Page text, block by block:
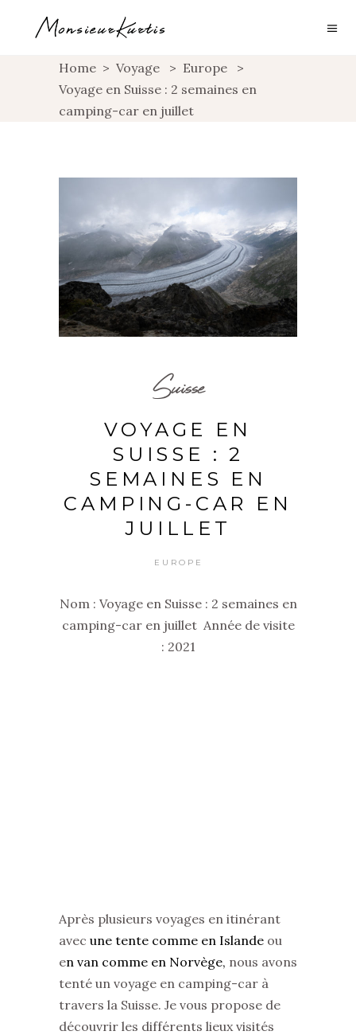
Home > Voyage > Europe
>
Voyage en Suisse : 2 semaines en
camping-car en juillet
Suisse
VOYAGE EN
SUISSE : 2
SEMAINES EN
CAMPING-CAR EN
JUILLET
EUROPE
Nom : Voyage en Suisse : 2 semaines en
camping-car en juillet Année de visite
: 2021
Après plusieurs voyages en itinérant
avec une tente comme en Islande ou
en van comme en Norvège, nous avons
tenté un voyage en camping-car à
travers la Suisse. Je vous propose de
découvrir les différents lieux visités